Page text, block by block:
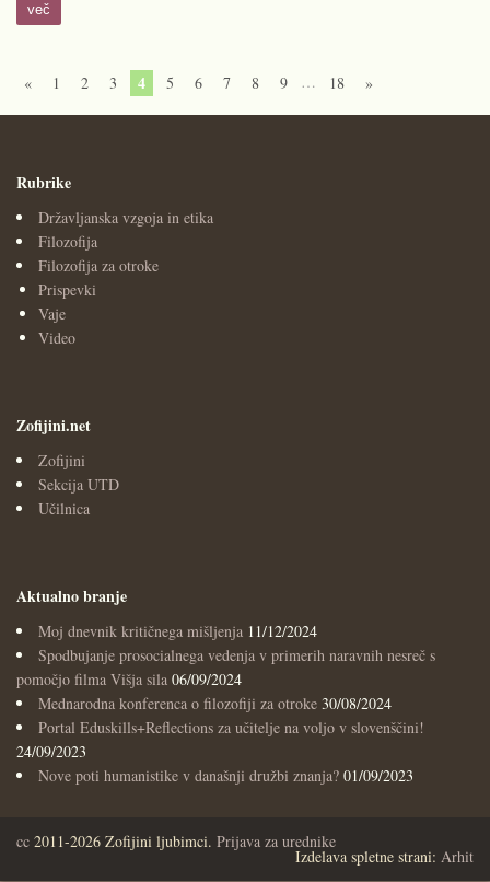
več
« 1 2 3 4 5 6 7 8 9 … 18 »
Rubrike
Državljanska vzgoja in etika
Filozofija
Filozofija za otroke
Prispevki
Vaje
Video
Zofijini.net
Zofijini
Sekcija UTD
Učilnica
Aktualno branje
Moj dnevnik kritičnega mišljenja 11/12/2024
Spodbujanje prosocialnega vedenja v primerih naravnih nesreč s
pomočjo filma Višja sila 06/09/2024
Mednarodna konferenca o filozofiji za otroke 30/08/2024
Portal Eduskills+Reflections za učitelje na voljo v slovenščini!
24/09/2023
Nove poti humanistike v današnji družbi znanja? 01/09/2023
cc 2011-2026 Zofijini ljubimci. Prijava za urednike
Izdelava spletne strani: Arhit